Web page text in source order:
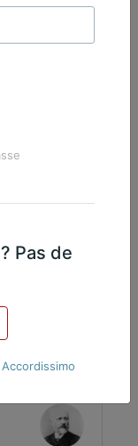
€
Pas de